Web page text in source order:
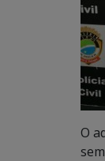
O